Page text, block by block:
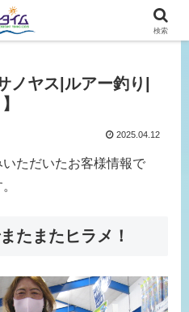
はタイムにおまかせ！
ノヤス|ルアー釣り|
2025.04.12
ただいたお客様情報で
たまたヒラメ！
検索